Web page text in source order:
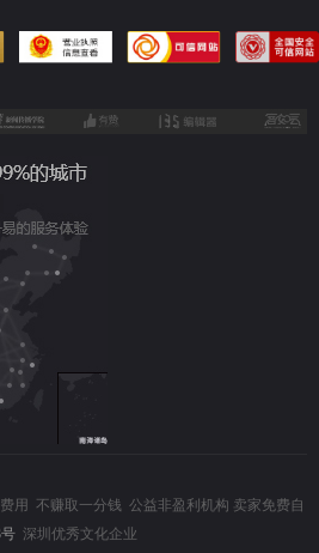
用 不赚取一分钱 公益非盈利机构 卖家免费自
深圳优秀文化企业